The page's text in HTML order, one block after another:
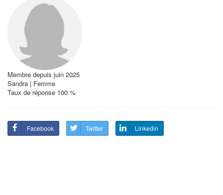
Membre depuis juin 2025
Sandra | Femme
Taux de réponse 100 %
Facebook Twitter Linkedin